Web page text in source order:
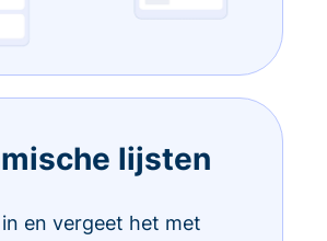
lijsten
en vergeet het met